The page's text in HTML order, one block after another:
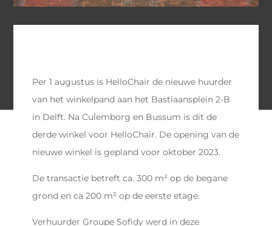
Per 1 augustus is HelloChair de nieuwe huurder
van het winkelpand aan het Bastiaansplein 2-B
in Delft. Na Culemborg en Bussum is dit de
derde winkel voor HelloChair. De opening van de
nieuwe winkel is gepland voor oktober 2023.
De transactie betreft ca. 300 m² op de begane
grond en ca 200 m² op de eerste etage.
Verhuurder Groupe Sofidy werd in deze